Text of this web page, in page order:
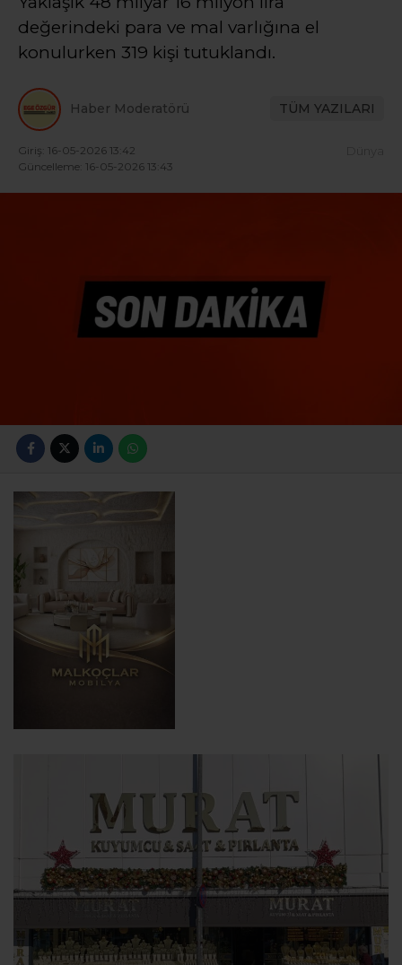
değerindeki para ve mal varlığına el
konulurken 319 kişi tutuklandı.
Haber Moderatörü TÜM YAZILARI
Giriş: 16-05-2026 13:42
Güncelleme: 16-05-2026 13:43